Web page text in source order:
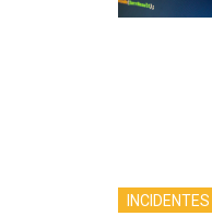
INCIDENTES